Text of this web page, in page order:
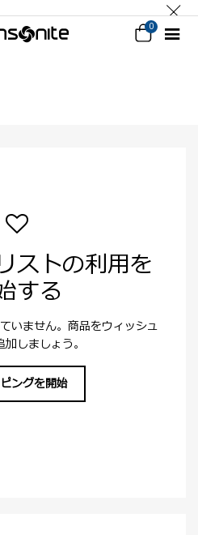
0
ストの利用を
する
いません。商品をウィッシュ
しましょう。
ングを開始